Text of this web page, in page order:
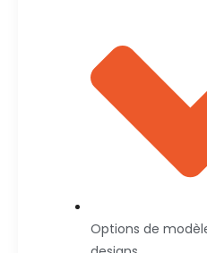
Options de